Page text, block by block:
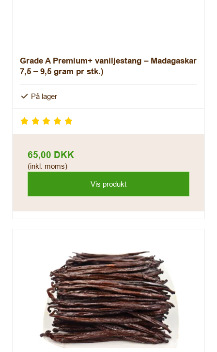
Grade A Premium+ vaniljestang – Madagaskar
7,5 – 9,5 gram pr stk.)
På lager
65,00 DKK
(inkl. moms)
Vis produkt